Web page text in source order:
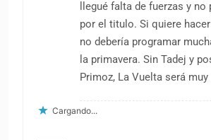
llegué falta de fuerzas y no
por el titulo. Si quiere
no debería programar
la primavera. Sin Tadej y
Primoz, La Vuelta será
Cargando...